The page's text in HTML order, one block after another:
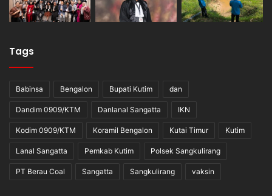
Tags
Babinsa Bengalon Bupati Kutim dan
Dandim 0909/KTM Danlanal Sangatta IKN
Kodim 0909/KTM Koramil Bengalon Kutai Timur Kutim
Lanal Sangatta Pemkab Kutim Polsek Sangkulirang
PT Berau Coal Sangatta Sangkulirang vaksin